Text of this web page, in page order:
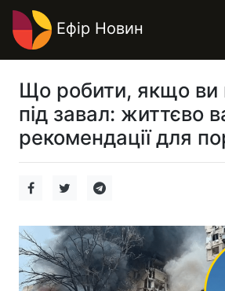
Ефір Новин
Що робити, якщо ви
під завал: життєво
рекомендації для